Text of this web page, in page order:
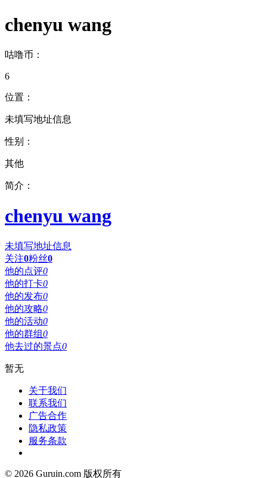
chenyu wang
咕噜币：
6
位置：
未填写地址信息
性别：
其他
简介：
chenyu wang
未填写地址信息
关注0粉丝0
他的点评0
他的打卡0
他的发布0
他的攻略0
他的活动0
他的群组0
他去过的景点0
暂无
关于我们
联系我们
广告合作
隐私政策
服务条款
© 2026 Guruin.com 版权所有